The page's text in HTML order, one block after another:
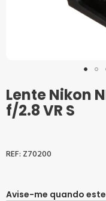
Lente Nikon
f/2.8 VR S
Z70200
Avise-me quando
Saltar
para
o
Galeria